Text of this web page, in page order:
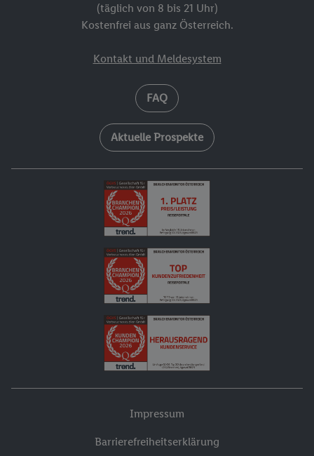
(täglich von 8 bis 21 Uhr)
Kostenfrei aus ganz Österreich.
Kontakt und Meldesystem
FAQ
Aktuelle Prospekte
Impressum
Barrierefreiheitserklärung